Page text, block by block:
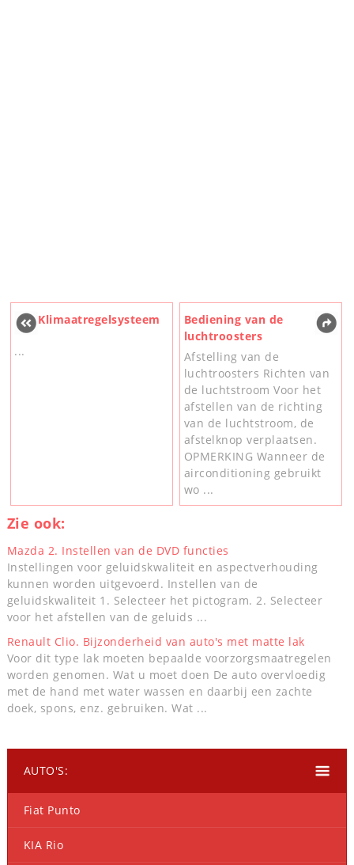
Klimaatregelsysteem
...
Bediening van de
luchtroosters
Afstelling van de
luchtroosters Richten van
de luchtstroom Voor het
afstellen van de richting
van de luchtstroom, de
afstelknop verplaatsen.
OPMERKING Wanneer de
airconditioning gebruikt
wo ...
Zie ook:
Mazda 2. Instellen van de DVD functies
Instellingen voor geluidskwaliteit en aspectverhouding
kunnen worden uitgevoerd. Instellen van de
geluidskwaliteit 1. Selecteer het pictogram. 2. Selecteer
voor het afstellen van de geluids ...
Renault Clio. Bijzonderheid van auto's met matte lak
Voor dit type lak moeten bepaalde voorzorgsmaatregelen
worden genomen. Wat u moet doen De auto overvloedig
met de hand met water wassen en daarbij een zachte
doek, spons, enz. gebruiken. Wat ...
AUTO'S:
Fiat Punto
KIA Rio